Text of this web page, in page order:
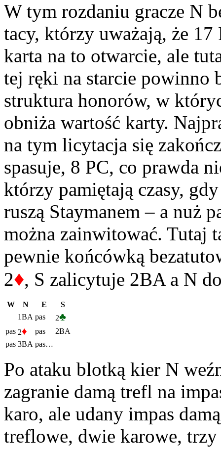
W tym rozdaniu gracze N
tacy, którzy uważają, że 17
karta na to otwarcie, ale
tej ręki na starcie powinno
struktura honorów, w
obniża wartość karty.
na tym licytacja się
spasuje, 8 PC, co prawda
którzy pamiętają czasy,
ruszą Staymanem – a nuż
można zainwitować. Tutaj
pewnie końcówką
2♦, S zalicytuje 2BA a N
W N E
S
1BA pas 2♣
pas 2♦ pas
2BA
pas 3BA pas…
Po ataku blotką kier N
zagranie damą trefl na
karo, ale udany impas
treflowe, dwie karowe,